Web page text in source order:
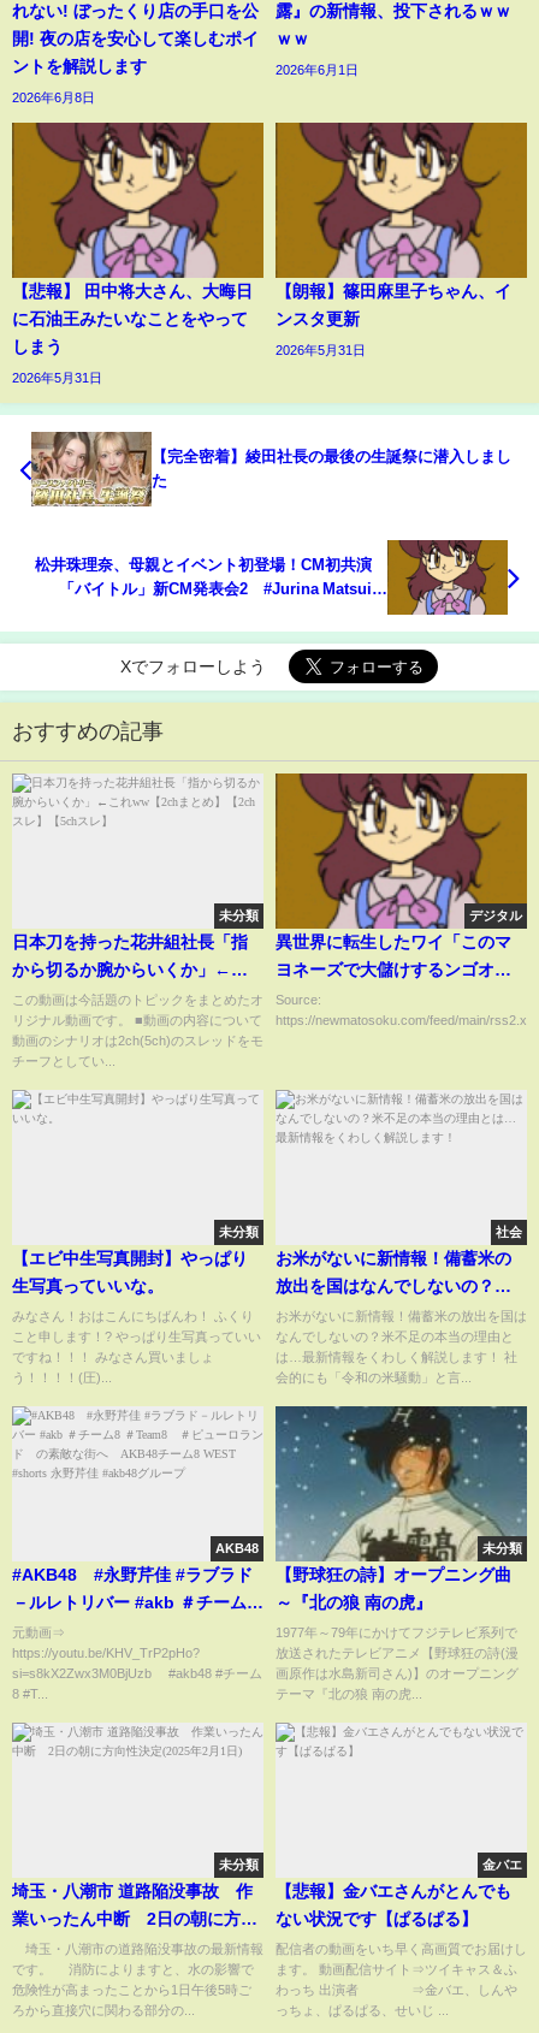
れない! ぼったくり店の手口を公
開! 夜の店を安心して楽しむポイ
ントを解説します
2026年6月8日
露』の新情報、投下されるｗｗ
ｗｗ
2026年6月1日
【悲報】 田中将大さん、大晦日
に石油王みたいなことをやって
しまう
2026年5月31日
【朗報】篠田麻里子ちゃん、イ
ンスタ更新
2026年5月31日
【完全密着】綾田社長の最後の生誕祭に潜入しまし
た
松井珠理奈、母親とイベント初登場！CM初共演
「バイトル」新CM発表会2 #Jurina Matsui
Xでフォローしよう
おすすめの記事
未分類
日本刀を持った花井組社長「指
から切るか腕からいくか」←こ
れww【2chまとめ】【2chス
レ】【5chスレ】
この動画は今話題のトピックをまとめたオ
リジナル動画です。 ■動画の内容について
動画のシナリオは2ch(5ch)のスレッドをモ
チーフとしてい...
デジタル
異世界に転生したワイ「このマ
ヨネーズで大儲けするンゴオオ
オオーーーーー！！」→結果
Source:
https://newmatosoku.com/feed/main/
未分類
【エビ中生写真開封】やっぱり
生写真っていいな。
みなさん！おはこんにちばんわ！ ふくり
こと申します！? やっぱり生写真っていい
ですね！！！ みなさん買いましょ
う！！！！(圧)...
社会
お米がないに新情報！備蓄米の
放出を国はなんでしないの？米
不足の本当の理由とは…最新情
報をくわしく解説します！
お米がないに新情報！備蓄米の放出を国は
なんでしないの？米不足の本当の理由と
は…最新情報をくわしく解説します！ 社
会的にも「令和の米騒動」と言...
AKB48
#AKB48 #永野芹佳 #ラブラド
－ルレトリバー #akb ＃チーム8
＃Team8 ＃ピューロランド
の素敵な街へ AKB48チーム8
WEST #shorts 永野芹佳
元動画⇒
https://youtu.be/KHV_TrP2pHo?
si=s8kX2Zwx3M0BjUzb #akb48 #チーム
8 #T...
未分類
【野球狂の詩】オープニング曲
～『北の狼 南の虎』
1977年～79年にかけてフジテレビ系列で
放送されたテレビアニメ【野球狂の詩(漫
画原作は水島新司さん)】のオープニング
テーマ『北の狼 南の虎...
未分類
埼玉・八潮市 道路陥没事故 作
業いったん中断 2日の朝に方向
性決定(2025年2月1日)
埼玉・八潮市の道路陥没事故の最新情報
です。 消防によりますと、水の影響で
危険性が高まったことから1日午後5時ご
ろから直接穴に関わる部分の...
金バエ
【悲報】金バエさんがとんでも
ない状況です【ぱるぱる】
配信者の動画をいち早く高画質でお届けし
ます。 動画配信サイト⇒ツイキャス＆ふ
わっち 出演者 ⇒金バエ、しんや
っちょ、ぱるぱる、せいじ ...